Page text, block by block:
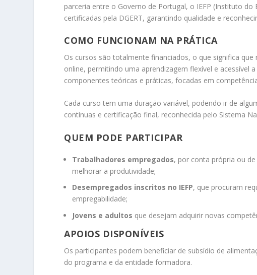
parceria entre o Governo de Portugal, o IEFP (Instituto
certificadas pela DGERT, garantindo qualidade e
COMO FUNCIONAM NA PRÁTICA
Os cursos são totalmente financiados, o que significa
online, permitindo uma aprendizagem flexível e acessível
componentes teóricas e práticas, focadas em
Cada curso tem uma duração variável, podendo ir de
contínuas e certificação final, reconhecida pelo Sistema
QUEM PODE PARTICIPAR
Trabalhadores empregados, por conta própria ou
melhorar a produtividade;
Desempregados inscritos no IEFP, que procuram
empregabilidade;
Jovens e adultos que desejam adquirir novas
APOIOS DISPONÍVEIS
Os participantes podem beneficiar de subsídio de
do programa e da entidade formadora.